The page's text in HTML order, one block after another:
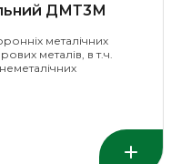
ДМТ3М
металічних
металів, в т.ч.